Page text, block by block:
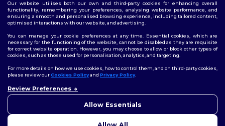
Our website utilises both our own and third-party cookies for enhancing overall
functionality, remembering your preferences, analysing website performance, and
ensuring a smooth and personalised browsing experience, including tailored content,
optimised interactions with our website, and advertising.
You can manage your cookie preferences at any time. Essential cookies, which are
necessary for the functioning of the website, cannot be disabled as they are requisite
for correct website operation. However, you may choose to allow or block other types of
cookies, such as those used for personalisation, analytics, and targeting.
For more details on how we use cookies, how to control them, and on third-party cookies,
please review ourCookies Policyand Privacy Policy.
Review Preferences
Allow Essentials
Allow All
nebo obavy, můžete nás